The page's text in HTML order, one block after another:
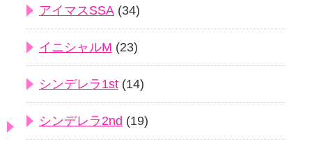
アイマスSSA (34)
イニシャルM (23)
シンデレラ1st (14)
シンデレラ2nd (19)